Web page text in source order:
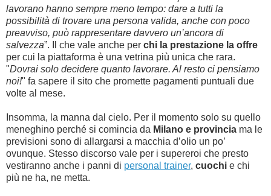
lavorano hanno sempre meno tempo: dare a tutti la
possibilità di trovare una persona valida, anche con poco
preavviso, può rappresentare davvero un’ancora di
salvezza”. Il che vale anche per chi la prestazione la offre
per cui la piattaforma è una vetrina più unica che rara.
"Dovrai solo decidere quanto lavorare. Al resto ci pensiamo
noi!" fa sapere il sito che promette pagamenti puntuali due
volte al mese.
Insomma, la manna dal cielo. Per il momento solo su quello
meneghino perché si comincia da Milano e provincia ma le
previsioni sono di allargarsi a macchia d’olio un po’
ovunque. Stesso discorso vale per i supereroi che presto
vestiranno anche i panni di personal trainer, cuochi e chi
più ne ha, ne metta.